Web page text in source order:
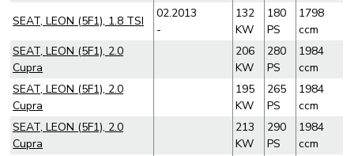
SEAT, LEON (5F1), 1.8 TSI
02.2013
-
132
KW
180
PS
1798
ccm
SEAT, LEON (5F1), 2.0
Cupra
206
KW
280
PS
1984
ccm
SEAT, LEON (5F1), 2.0
Cupra
195
KW
265
PS
1984
ccm
SEAT, LEON (5F1), 2.0
Cupra
213
KW
290
PS
1984
ccm